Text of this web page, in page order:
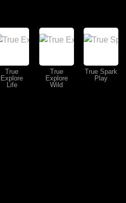
True
Explore
Life
True
Explore
Wild
True Spark
Play